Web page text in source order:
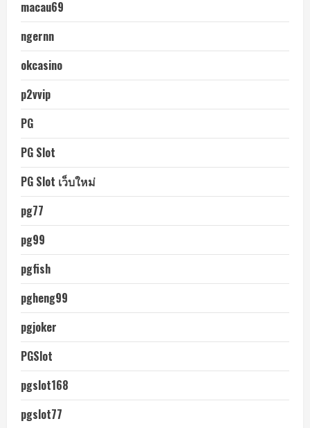
macau69
ngernn
okcasino
p2vvip
PG
PG Slot
PG Slot เว็บใหม่
pg77
pg99
pgfish
pgheng99
pgjoker
PGSlot
pgslot168
pgslot77